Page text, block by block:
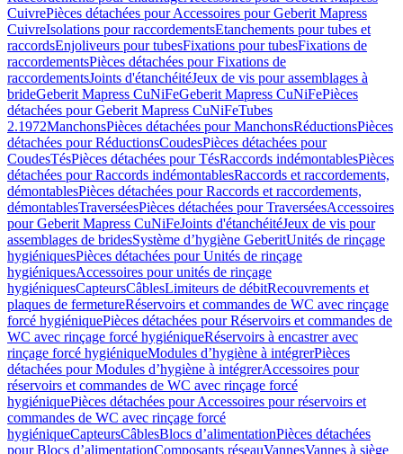
CuivrePièces détachées pour Accessoires pour Geberit Mapress
CuivreIsolations pour raccordementsEtanchements pour tubes et
raccordsEnjoliveurs pour tubesFixations pour tubesFixations de
raccordementsPièces détachées pour Fixations de
raccordementsJoints d'étanchéitéJeux de vis pour assemblages à
brideGeberit Mapress CuNiFeGeberit Mapress CuNiFePièces
détachées pour Geberit Mapress CuNiFeTubes
2.1972ManchonsPièces détachées pour ManchonsRéductionsPièces
détachées pour RéductionsCoudesPièces détachées pour
CoudesTésPièces détachées pour TésRaccords indémontablesPièces
détachées pour Raccords indémontablesRaccords et raccordements,
démontablesPièces détachées pour Raccords et raccordements,
démontablesTraverséesPièces détachées pour TraverséesAccessoires
pour Geberit Mapress CuNiFeJoints d'étanchéitéJeux de vis pour
assemblages de bridesSystème d’hygiène GeberitUnités de rinçage
hygiéniquesPièces détachées pour Unités de rinçage
hygiéniquesAccessoires pour unités de rinçage
hygiéniquesCapteursCâblesLimiteurs de débitRecouvrements et
plaques de fermetureRéservoirs et commandes de WC avec rinçage
forcé hygiéniquePièces détachées pour Réservoirs et commandes de
WC avec rinçage forcé hygiéniqueRéservoirs à encastrer avec
rinçage forcé hygiéniqueModules d’hygiène à intégrerPièces
détachées pour Modules d’hygiène à intégrerAccessoires pour
réservoirs et commandes de WC avec rinçage forcé
hygiéniquePièces détachées pour Accessoires pour réservoirs et
commandes de WC avec rinçage forcé
hygiéniqueCapteursCâblesBlocs d’alimentationPièces détachées
pour Blocs d’alimentationComposants réseauVannesVannes à siège